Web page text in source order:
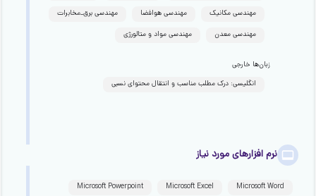
مهندسی مکانیک
مهندسی هوافضا
مهندسی برق_مخابرات
مهندسی معدن
مهندسی مواد و متالورژی
زبان‌ها خارجی
انگلیسی: درک مطلب مناسب و انتقال محتوای نسبی
نرم افزارهای مورد نیاز
Microsoft Word
Microsoft Excel
Microsoft Powerpoint